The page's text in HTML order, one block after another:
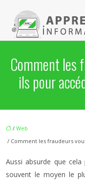
Comment les
ils pour
/ Web
/ Comment les fraudeurs
Aussi absurde que
souvent le moyen le